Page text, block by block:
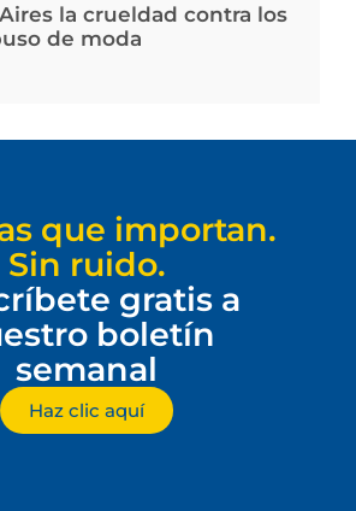
la crueldad contra los
de moda
que importan.
Sin ruido.
gratis a
boletín
semanal
Haz clic aquí